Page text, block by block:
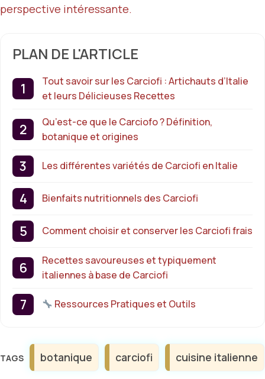
perspective intéressante.
PLAN DE L'ARTICLE
Tout savoir sur les Carciofi : Artichauts d’Italie
et leurs Délicieuses Recettes
Qu’est-ce que le Carciofo ? Définition,
botanique et origines
Les différentes variétés de Carciofi en Italie
Bienfaits nutritionnels des Carciofi
Comment choisir et conserver les Carciofi frais
Recettes savoureuses et typiquement
italiennes à base de Carciofi
Ressources Pratiques et Outils
Étiquettes
botanique carciofi cuisine italienne